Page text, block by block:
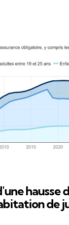
hausse
de